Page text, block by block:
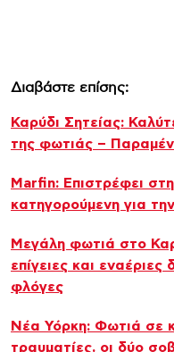
Διαβάστε επίσης:
Καρύδι Σητείας:
της φωτιάς –
Marfin: Επιστρέφει
κατηγορούμενη για
Μεγάλη φωτιά στο
επίγειες και
φλόγες
Νέα Υόρκη: Φωτιά σε
τραυματίες, οι δύο